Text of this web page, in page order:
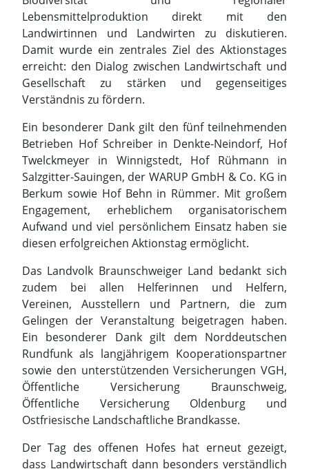
Ein besonderer Dank gilt den fünf teilnehmenden
Betrieben Hof Schreiber in Denkte-Neindorf, Hof
Twelckmeyer in Winnigstedt, Hof Rühmann in
Salzgitter-Sauingen, der WARUP GmbH & Co. KG in
Berkum sowie Hof Behn in Rümmer. Mit großem
Engagement, erheblichem organisatorischem
Aufwand und viel persönlichem Einsatz haben sie
diesen erfolgreichen Aktionstag ermöglicht.
Das Landvolk Braunschweiger Land bedankt sich
zudem bei allen Helferinnen und Helfern,
Vereinen, Ausstellern und Partnern, die zum
Gelingen der Veranstaltung beigetragen haben.
Ein besonderer Dank gilt dem Norddeutschen
Rundfunk als langjährigem Kooperationspartner
sowie den unterstützenden Versicherungen VGH,
Öffentliche Versicherung Braunschweig,
Öffentliche Versicherung Oldenburg und
Ostfriesische Landschaftliche Brandkasse.
Der Tag des offenen Hofes hat erneut gezeigt,
dass Landwirtschaft dann besonders verständlich
wird, wenn sie direkt vor Ort erlebt werden kann.
Die hohe Besucherzahl und die zahlreichen
positiven Rückmeldungen bestätigen die
Bedeutung solcher Begegnungen und machen Mut
für zukünftige Veranstaltungen.